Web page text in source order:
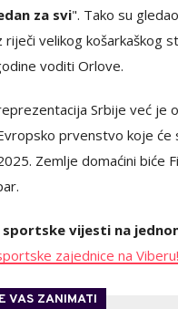
za svi". Tako su
riječi velikog košarkaškog
voditi Orlove.
Srbije već je
prvenstvo koje će
Zemlje domaćini biće
vijesti na
zajednice na Viberu!
VAS ZANIMATI